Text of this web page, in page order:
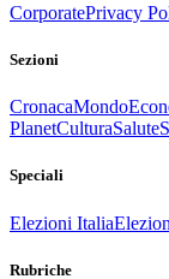
CorporatePrivacy
Sezioni
CronacaMondo
PlanetCulturaSalute
Speciali
Elezioni Italia
Rubriche